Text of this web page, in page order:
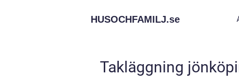
HUSOCHFAMILJ.se
Takläggning